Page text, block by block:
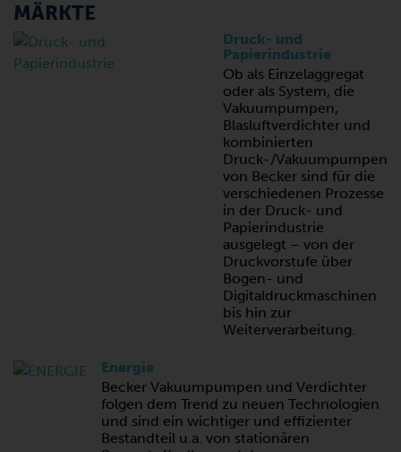
MÄRKTE
Druck- und
Papierindustrie
Ob als Einzelaggregat
oder als System, die
Vakuumpumpen,
Blasluftverdichter und
kombinierten
Druck-/Vakuumpumpen
von Becker sind für die
verschiedenen Prozesse
in der Druck- und
Papierindustrie
ausgelegt – von der
Druckvorstufe über
Bogen- und
Digitaldruckmaschinen
bis hin zur
Weiterverarbeitung.
Energie
Becker Vakuumpumpen und Verdichter
folgen dem Trend zu neuen Technologien
und sind ein wichtiger und effizienter
Bestandteil u.a. von stationären